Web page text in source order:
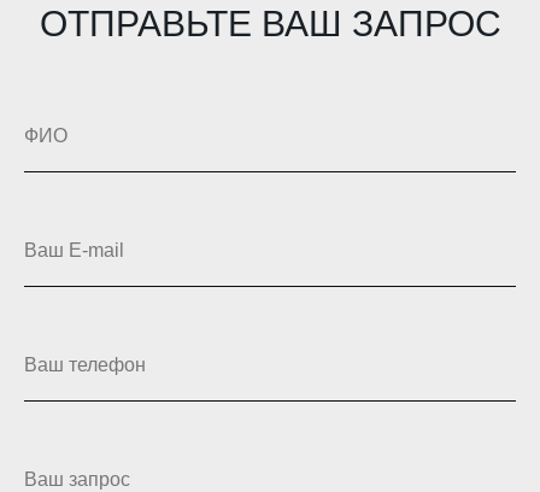
ОТПРАВЬТЕ ВАШ ЗАПРОС
ФИО
Ваш E-mail
Ваш телефон
Ваш запрос